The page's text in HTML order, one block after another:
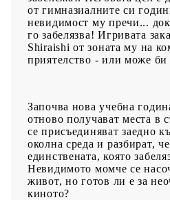
от гимназиалните си
невидимост му пречи...
го забелязва! Игривата
Shiraishi от зоната му на
приятелство - или може
Започва нова учебна
отново получават места в
се присъединяват заедно
околна среда и разбират,
единствената, която
Невидимото момче се
живот, но готов ли е за
киното?